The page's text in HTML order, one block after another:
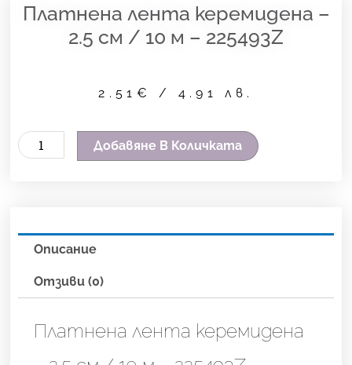
Платнена лента керемидена –
2.5 см / 10 м – 225493Z
2.51 € / 4.91 лв.
количество
керемидена
см
Добавяне В Количката
Описание
Отзиви (0)
Платнена лента керемидена